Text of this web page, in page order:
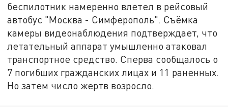
беспилотник намеренно влетел в рейсовый
автобус "Москва - Симферополь". Съёмка
камеры видеонаблюдения подтверждает, что
летательный аппарат умышленно атаковал
транспортное средство. Сперва сообщалось о
7 погибших гражданских лицах и 11 раненных.
Но затем число жертв возросло.